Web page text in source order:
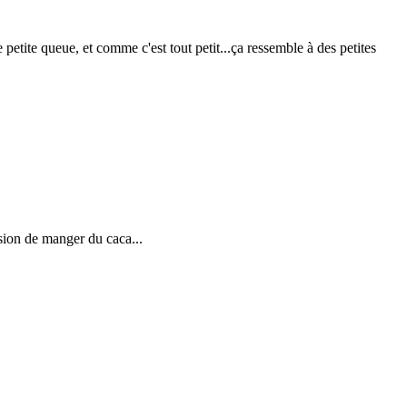
queue, et comme c'est tout petit...ça ressemble à des petites
de manger du caca...